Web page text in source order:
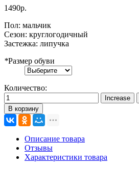
1490р.
Пол: мальчик
Сезон: круглогодичный
Застежка: липучка
*Размер обуви
Количество:
В корзину
Описание товара
Отзывы
Характеристики товара